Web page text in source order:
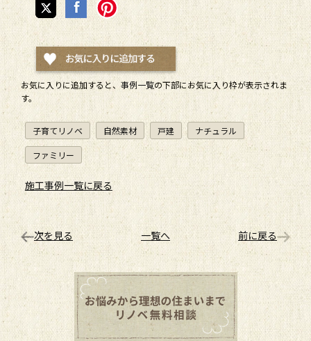
お気に入りに追加すると、 事例一覧の下部にお気に入り枠が表示されま
す。
子育てリノベ 自然素材 戸建 ナチュラル
ファミリー
施工事例一覧に戻る
次を見る 一覧へ 前に戻る